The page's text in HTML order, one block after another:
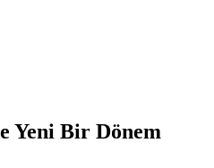
Yeni Bir Dönem